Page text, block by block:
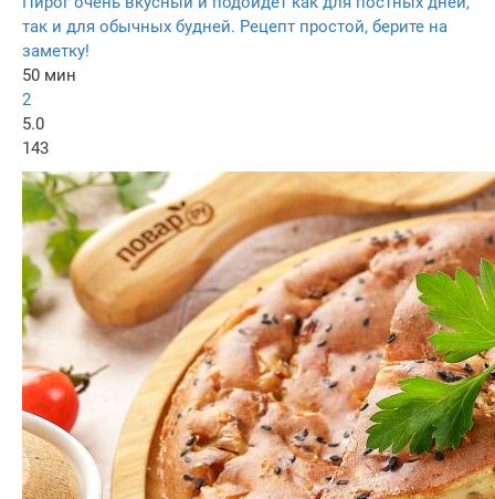
так и для обычных будней. Рецепт простой, берите на
заметку!
50 мин
2
5.0
143